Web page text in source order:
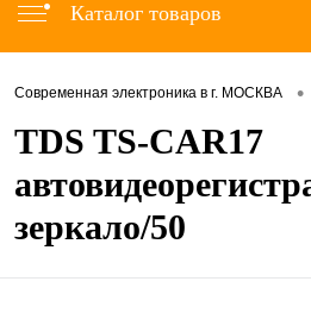
Каталог товаров
Современная электроника в г. МОСКВА •
TDS TS-CAR17
зеркало/50